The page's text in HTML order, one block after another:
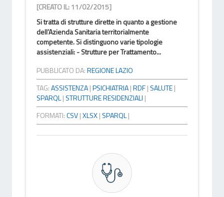
[CREATO IL: 11/02/2015]
Si tratta di strutture dirette in quanto a gestione
dell’Azienda Sanitaria territorialmente
competente. Si distinguono varie tipologie
assistenziali: - Strutture per Trattamento...
PUBBLICATO DA:REGIONE LAZIO
TAG:ASSISTENZA|PSICHIATRIA|RDF| SALUTE|
SPARQL| STRUTTURE RESIDENZIALI |
FORMATI:CSV|XLSX| SPARQL|